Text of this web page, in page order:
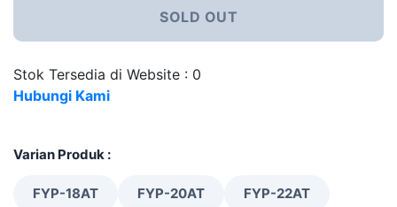
SOLD OUT
Stok Tersedia di Website : 0
Hubungi Kami
Varian Produk :
FYP-18AT FYP-20AT FYP-22AT